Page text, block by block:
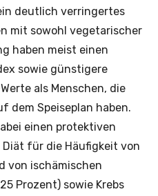
deutlich verringertes
mit sowohl vegetarischer
haben meist einen
sowie günstigere
als Menschen, die
dem Speiseplan haben.
einen protektiven
für die Häufigkeit von
von ischämischen
Prozent) sowie Krebs